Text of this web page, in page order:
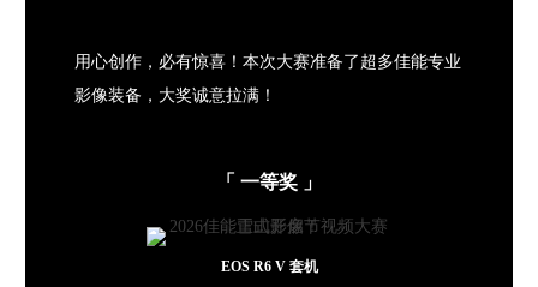
用心创作，必有惊喜！本次大赛准备了超多佳能专业
影像装备， 大奖诚意拉满！
「 一等奖 」
EOS R6 V 套机